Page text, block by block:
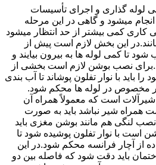
گذاری و اجرای تأسیسات
میشود و گاهی در این مرحله
کاری کمی بیشتر از حد انتظار میشود
این بخش لازم است پیش از
تا کمی لوله ها به بیرون بیایند و
نصب بوشن لازم است بخشی از
باید با نوار تفلون پوشاند تا آب بندی
مخصوص در لوله ها محکم شود.
است که معمولاً همراه آن
همراه شیر نباشد باید به صورت
لنگی هم مانند بوشن مغزی باید
با نوار تفلون پوشیده شود تا
از آچار فرانسه محکم شود.در این
باید دقت شود که فاصله بین دو